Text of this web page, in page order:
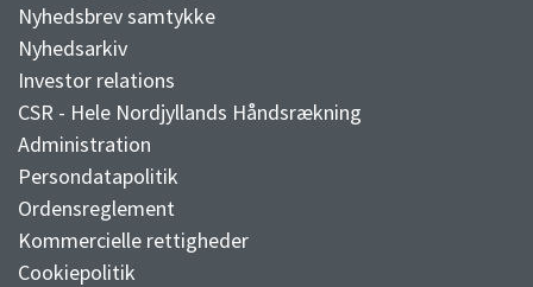
Nyhedsbrev samtykke
Nyhedsarkiv
Investor relations
CSR - Hele Nordjyllands Håndsrækning
Administration
Persondatapolitik
Ordensreglement
Kommercielle rettigheder
Cookiepolitik